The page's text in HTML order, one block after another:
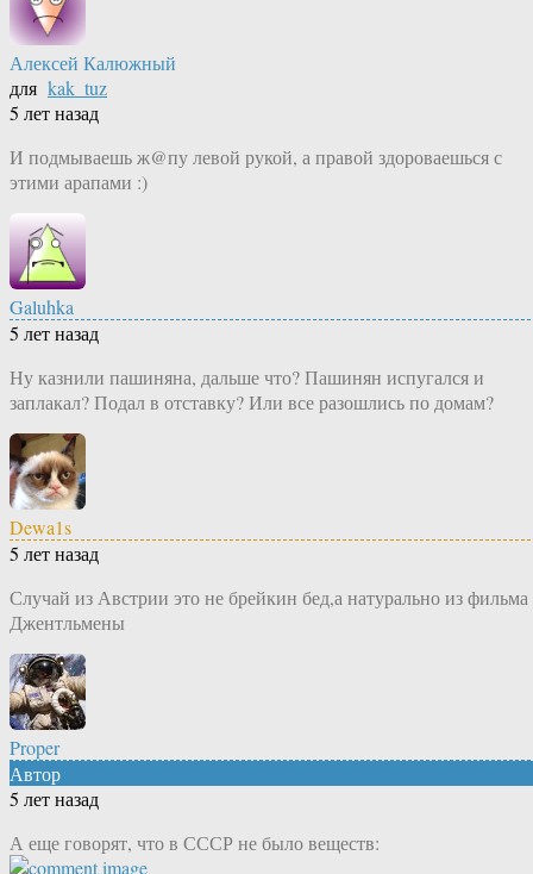
Алексей Калюжный
для kak_tuz
5 лет назад
И подмываешь ж@пу левой рукой, а правой здороваешься с
этими арапами :)
Galuhka
5 лет назад
Ну казнили пашиняна, дальше что? Пашинян испугался и
заплакал? Подал в отставку? Или все разошлись по домам?
Dewa1s
5 лет назад
Случай из Австрии это не брейкин бед,а натурально из фильма
Джентльмены
Proper
Автор
5 лет назад
А еще говорят, что в СССР не было веществ: